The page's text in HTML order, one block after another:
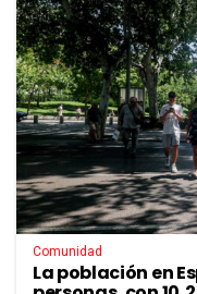
Comunidad
La población en